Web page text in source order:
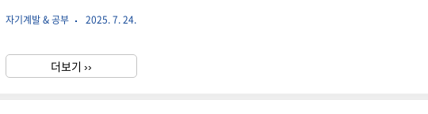
더 나은 방향으로 이끄는 습관의 설계도예요.오늘은 이 ‘루틴’이라는 단어가 왜 요즘 그렇게 뜨
리가 자주 듣는 ‘루틴’의 뜻왜 요즘 루틴이 중요할까?유명한 사람들의 루틴 엿보기나만의 루틴
만드는 법 – 작게 시작하는 실천 팁루틴을..
자기계발 & 공부 2025. 7. 24.
더보기 ››